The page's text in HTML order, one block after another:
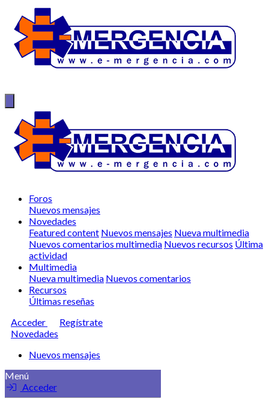
Foros
Nuevos mensajes
Novedades
Featured content Nuevos mensajes Nueva multimedia
Nuevos comentarios multimedia Nuevos recursos Última
actividad
Multimedia
Nueva multimedia Nuevos comentarios
Recursos
Últimas reseñas
Acceder
Regístrate
Novedades
Nuevos mensajes
Menú
Acceder